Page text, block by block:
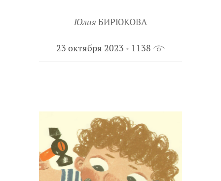
Юлия БИРЮКОВА
23 октября 2023 1138